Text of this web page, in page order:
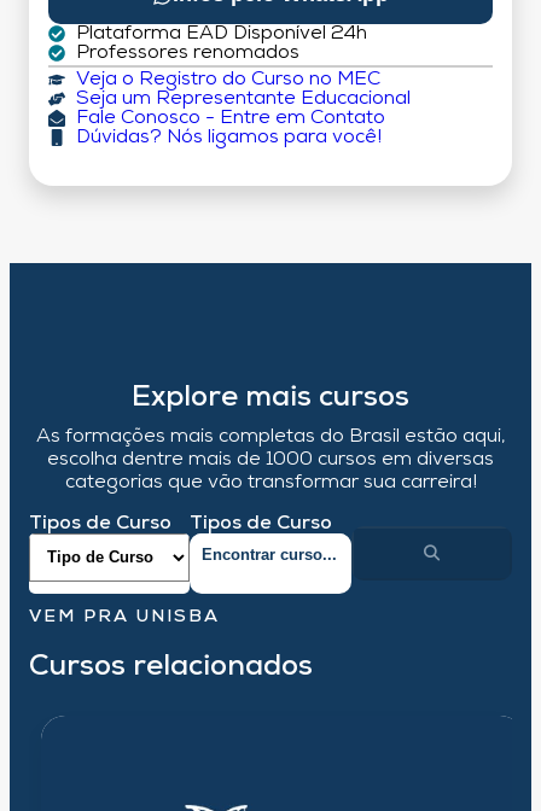
Plataforma EAD Disponível 24h
Professores renomados
Veja o Registro do Curso no MEC
Seja um Representante Educacional
Fale Conosco - Entre em Contato
Dúvidas? Nós ligamos para você!
Explore mais cursos
As formações mais completas do Brasil estão aqui,
escolha dentre mais de 1000 cursos em diversas
categorias que vão transformar sua carreira!
Tipos de Curso Tipos de Curso
VEM PRA UNISBA
Cursos relacionados